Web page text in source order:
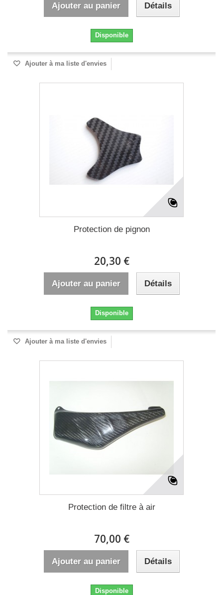
Ajouter au panier Détails
Disponible
Ajouter à ma liste d'envies
Protection de pignon
20,30 €
Ajouter au panier Détails
Disponible
Ajouter à ma liste d'envies
Protection de filtre à air
70,00 €
Ajouter au panier Détails
Disponible